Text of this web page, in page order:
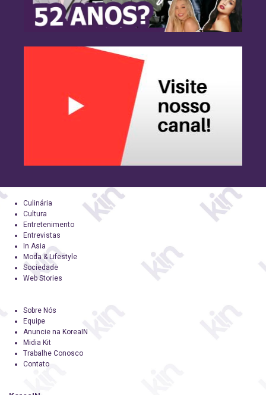
Culinária
Cultura
Entretenimento
Entrevistas
In Asia
Moda & Lifestyle
Sociedade
Web Stories
Sobre Nós
Equipe
Anuncie na KoreaIN
Midia Kit
Trabalhe Conosco
Contato